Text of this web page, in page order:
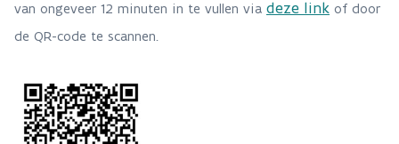
van ongeveer 12 minuten in te vullen via deze link of door
de QR-code te scannen.